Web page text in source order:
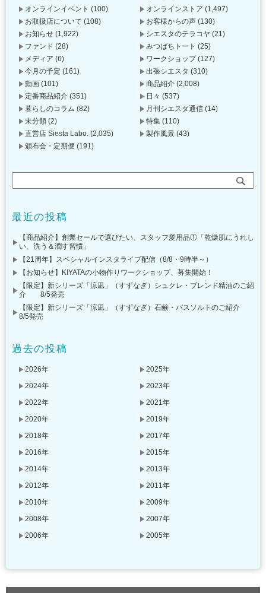
オンラインイベント (100) オンラインストア (1,497)
お取扱店について (108) お客様からの声 (130)
お知らせ (1,922) シエスタのテラコヤ (21)
ファンド (28) みつばちトート (25)
メディア (6) ワークショップ(127)
今月の予定 (161) 出張シエスタ (310)
動画 (101) 商品紹介 (2,008)
定番商品紹介 (351) 日々 (537)
暮らしのコラム (82) 月刊シエスタ通信 (14)
未分類 (2) 特集 (110)
直営店 Siesta Labo. (2,035) 製作風景 (43)
頒布会・定期便 (191)
最近の投稿
【商品紹介】創業セールで選びたい、スタッフ愛用品①「乾燥肌にうれし
い、洗う＆潤す習慣」
【21周年】スペシャルインスタライブ配信（8/8・9時半～）
【お知らせ】KIYATAの小物作りワークショップ、募集開始！
【限定】新シリーズ「涼凪」（すずなぎ）シュクレ・ブレンド精油のご紹
介 8/5発売
【限定】新シリーズ「涼凪」（すずなぎ）石鹸・バスソルトのご紹介
8/5発売
過去の投稿
2026年
2025年
2024年
2023年
2022年
2021年
2020年
2019年
2018年
2017年
2016年
2015年
2014年
2013年
2012年
2011年
2010年
2009年
2008年
2007年
2006年
2005年